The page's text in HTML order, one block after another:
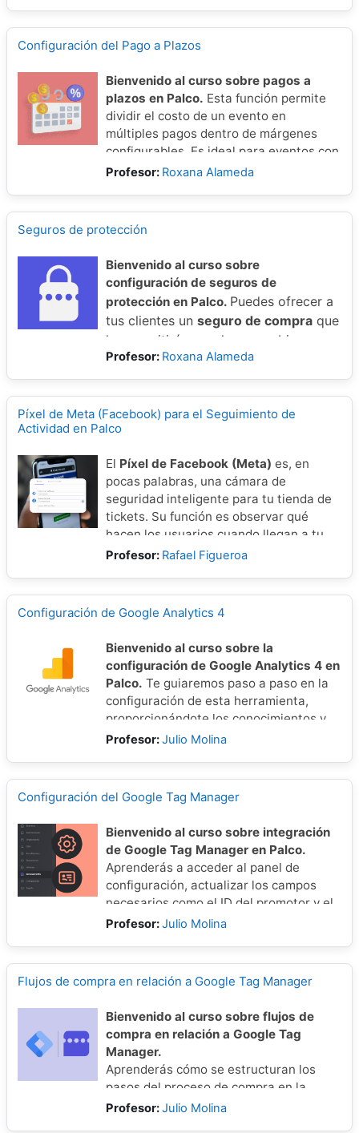
Configuración del Pago a Plazos
Bienvenido al curso sobre pagos a
plazos en Palco. Esta función permite
dividir el costo de un evento en
múltiples pagos dentro de márgenes
configurables. Es ideal para eventos con
venta anticipada o para facilitar el
Profesor: Roxana Alameda
Seguros de protección
Bienvenido al curso sobre
configuración de seguros de
protección en Palco. Puedes ofrecer a
tus clientes un seguro de compra que
les permitirá cancelar o cambiar sus
entradas bajo determinadas
condiciones.
Profesor: Roxana Alameda
Píxel de Meta (Facebook) para el Seguimiento de
Actividad en Palco
El Píxel de Facebook (Meta) es, en
pocas palabras, una cámara de
seguridad inteligente para tu tienda de
tickets. Su función es observar qué
hacen los usuarios cuando llegan a tu
web de PALCO: ¿solo miran?, ¿eligen
Sin el Píxel, estás lanzando publicidad a
ciegas. Con él, puedes saber
ganancia te trajo cada dólar invertido en
anuncios.
¿Qué logras con esta
integración?
Seguimiento de Conversiones:
Sabrás cuántas personas
completaron una compra tras ver
tu anuncio.
Retargeting (Re-impacto):Podrás
mostrarle un anuncio especial a
alguien que eligió sus asientos
pero no terminó el pago ("¡Oye, tus
entradas te esperan!").
Públicos Similares:
aprenderá quiénes son tus
compradores actuales y buscará a
personas parecidas para
Profesor: Rafael Figueroa
Configuración de Google Analytics 4
Bienvenido al curso sobre la
configuración de Google Analytics 4 en
Palco. Te guiaremos paso a paso en la
configuración de esta herramienta,
proporcionándote los conocimientos y
habilidades necesarias para analizar
Profesor:Julio Molina
Configuración del Google Tag Manager
Bienvenido al curso sobre integración
de Google Tag Manager en Palco.
Aprenderás a acceder al panel de
configuración, actualizar los campos
necesarios como el ID del promotor y el
código de Tag Manager, crear tu cuenta
Profesor:Julio Molina
Flujos de compra en relación a Google Tag Manager
Bienvenido al curso sobre flujos de
compra en relación a Google Tag
Manager.
Aprenderás cómo se estructuran los
pasos del proceso de compra en la
plataforma, cómo se registran en GTM y
Profesor:Julio Molina